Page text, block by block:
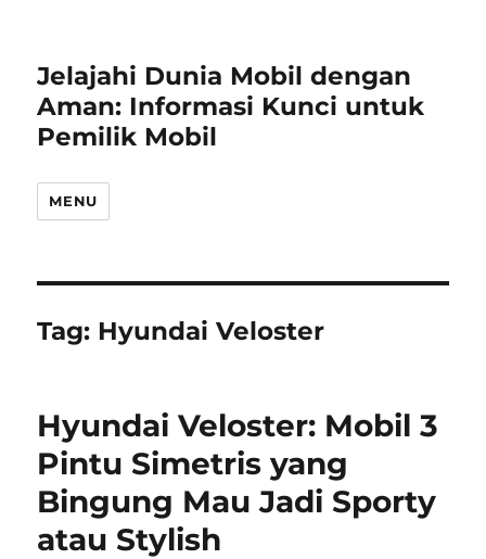
Jelajahi Dunia Mobil dengan
Aman: Informasi Kunci untuk
Pemilik Mobil
MENU
Tag: Hyundai Veloster
Hyundai Veloster: Mobil 3
Pintu Simetris yang
Bingung Mau Jadi Sporty
atau Stylish